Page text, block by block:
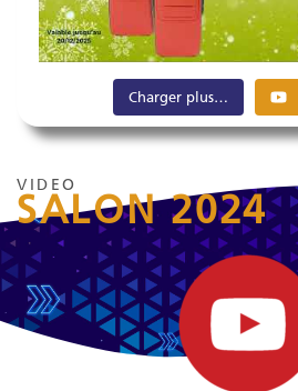
Charger plus…
VIDEO
SALON 2024